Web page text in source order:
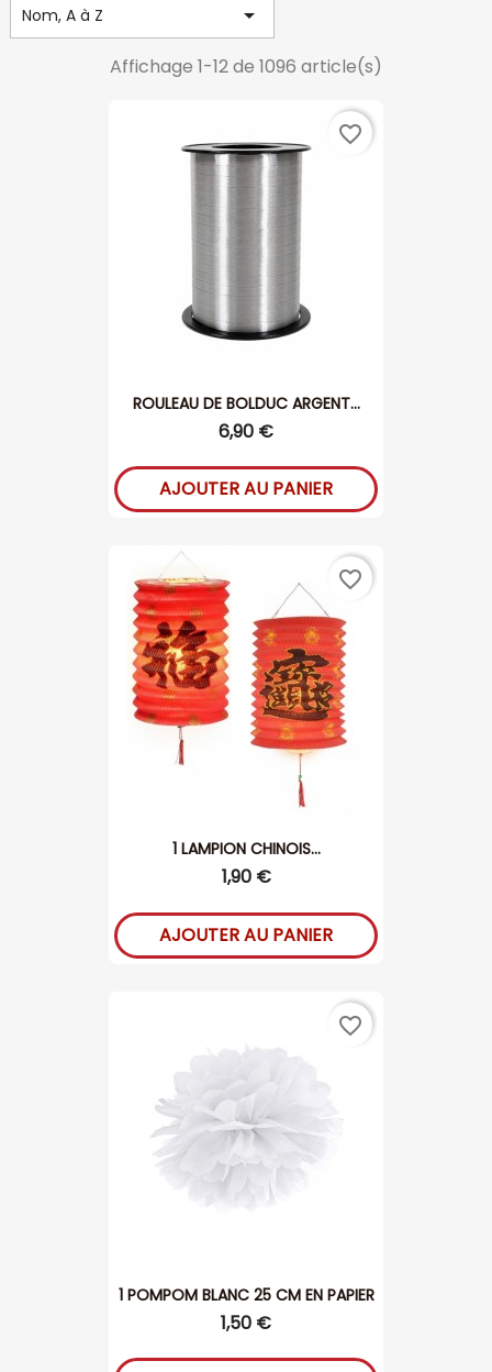
Nom, A à Z 
Affichage 1-12 de 1096 article(s)
ROULEAU DE BOLDUC ARGENT...
6,90 €
AJOUTER AU PANIER
favorite_border
1 LAMPION CHINOIS...
1,90 €
AJOUTER AU PANIER
favorite_border
1 POMPOM BLANC 25 CM EN PAPIER
1,50 €
favorite_border